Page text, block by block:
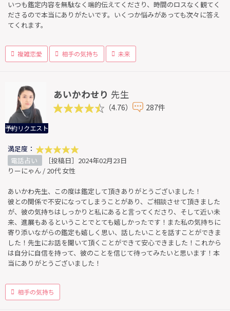
いつも鑑定内容を無駄なく端的伝えてくださり、時間のロスなく観てく
ださるので本当にありがたいです。いくつか悩みがあっても次々に答え
てくれます。
複雑恋愛 相手の気持ち 未来
予約リクエスト
あいかわせり 先生
（4.76） 287件
満足度：
電話占い
［投稿日］2024年02月23日
りーにゃん / 20代 女性
あいかわ先生、この度は鑑定して頂きありがとうございました！
彼との関係で不安になってしまうことがあり、ご相談させて頂きました
が、彼の気持ちはしっかりと私にあると言ってくださり、そして近い未
来、進展もあるということでとても嬉しかったです！また私の気持ちに
寄り添いながらの鑑定も嬉しく思い、話したいことを話すことができま
した！先生にお話を聞いて頂くことができて安心できました！これから
は自分に自信を持って、彼のことを信じて待ってみたいと思います！本
当にありがとうございました！
相手の気持ち